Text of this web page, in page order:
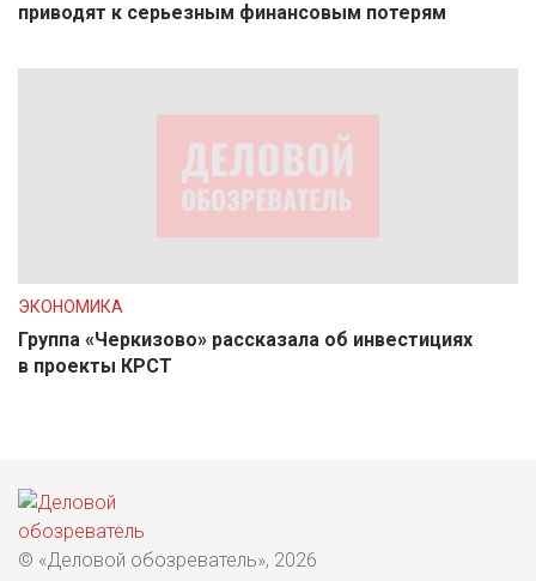
приводят к серьезным финансовым потерям
ЭКОНОМИКА
Группа «Черкизово» рассказала об инвестициях
в проекты КРСТ
© «Деловой обозреватель», 2026